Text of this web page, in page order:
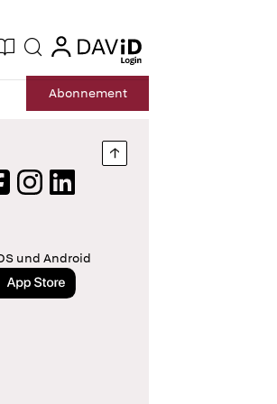
Suche login
Abonnement
Nach oben springen
Instagram
LinkedIn
und Android
im App Store